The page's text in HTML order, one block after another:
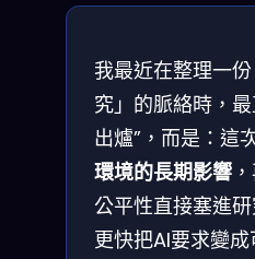
我最近在整理一
究」的脈絡時，
出爐”，而是：這
環境的長期影響
公平性直接塞進
更快把AI要求變